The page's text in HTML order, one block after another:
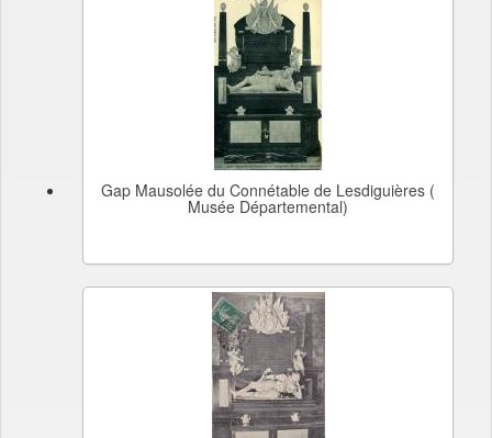
Gap Mausolée du Connétable de Lesdiguières (
Musée Départemental)